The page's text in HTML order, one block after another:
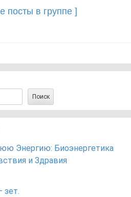
посты в группе ]
Поиск
Энергию: Биоэнергетика
и Здравия
зет.